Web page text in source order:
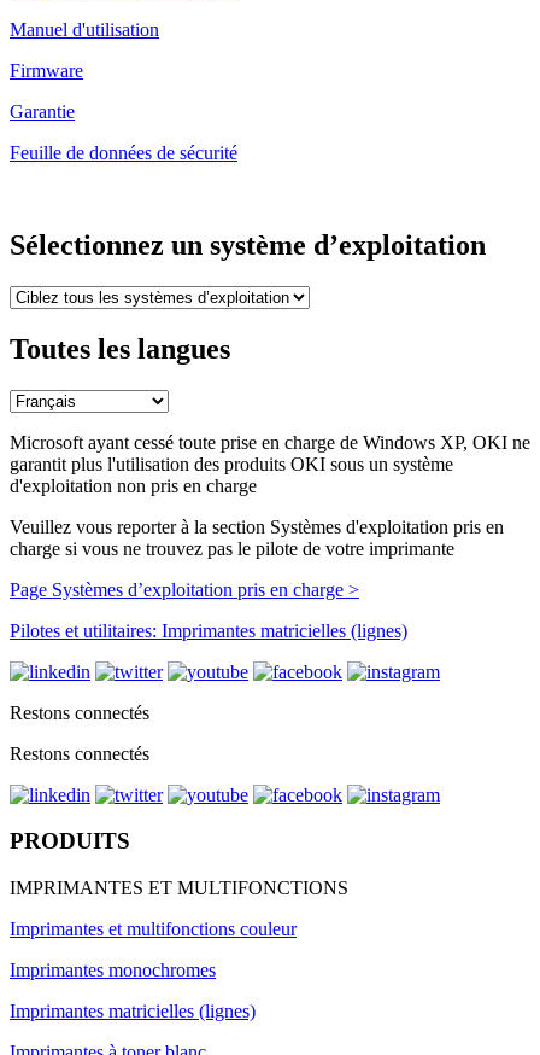
Manuel d'utilisation
Firmware
Garantie
Feuille de données de sécurité
Sélectionnez un système d’exploitation
Toutes les langues
Microsoft ayant cessé toute prise en charge de Windows XP, OKI ne
garantit plus l'utilisation des produits OKI sous un système
d'exploitation non pris en charge
Veuillez vous reporter à la section Systèmes d'exploitation pris en
charge si vous ne trouvez pas le pilote de votre imprimante
Page Systèmes d’exploitation pris en charge >
Pilotes et utilitaires: Imprimantes matricielles (lignes)
Restons connectés
Restons connectés
PRODUITS
IMPRIMANTES ET MULTIFONCTIONS
Imprimantes et multifonctions couleur
Imprimantes monochromes
Imprimantes matricielles (lignes)